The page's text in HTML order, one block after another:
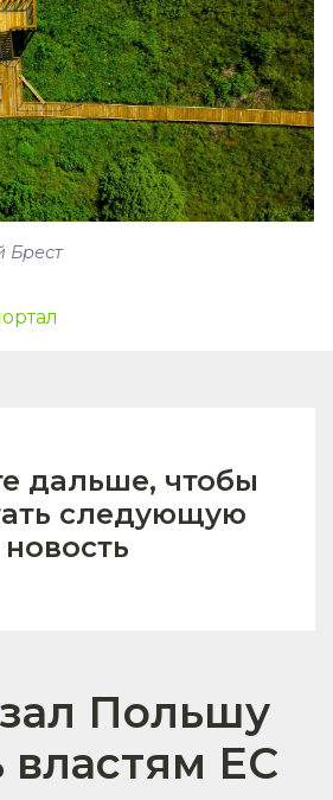
Брест
дальше, чтобы
следующую
новость
Польшу
властям ЕС